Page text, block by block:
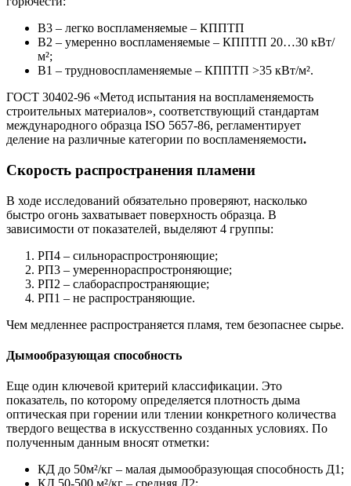
В3 – легко воспламеняемые – КППТП
В2 – умеренно воспламеняемые – КППТП 20…30 кВт/
м²;
В1 – трудновоспламеняемые – КППТП >35 кВт/м².
ГОСТ 30402-96 «Метод испытания на воспламеняемость
строительных материалов», соответствующий стандартам
международного образца ISO 5657-86, регламентирует
деление на различные категории по воспламеняемости.
Скорость распространения пламени
В ходе исследований обязательно проверяют, насколько
быстро огонь захватывает поверхность образца. В
зависимости от показателей, выделяют 4 группы:
РП4 – сильнораспростроняющие;
РП3 – умереннораспростроняющие;
РП2 – слабораспространяющие;
РП1 – не распространяющие.
Чем медленнее распространяется пламя, тем безопаснее сырье.
Дымообразующая способность
Еще один ключевой критерий классификации. Это
показатель, по которому определяется плотность дыма
оптическая при горении или тлении конкретного количества
твердого вещества в искусственно созданных условиях. По
полученным данным вносят отметки:
КД до 50м²/кг – малая дымообразующая способность Д1;